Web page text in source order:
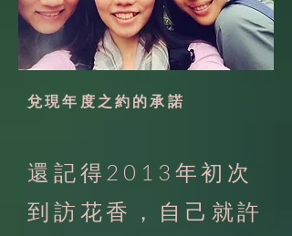
兌現年度之約的承諾
還記得2013年初次
到訪花香，自己就許